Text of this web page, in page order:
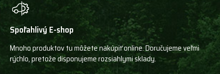
Spoľahlivý E-shop
Mnoho produktov tu môžete nakúpiť online. Doručujeme veľmi
rýchlo, pretože disponujeme rozsiahlymi sklady.